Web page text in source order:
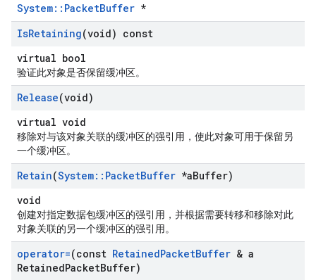
System::PacketBuffer *
IsRetaining(void) const
virtual bool
验证此对象是否保留缓冲区。
Release(void)
virtual void
移除对与该对象关联的缓冲区的强引用，使此对象可用于保留另
一个缓冲区。
Retain(System:: PacketBuffer *aBuffer)
void
创建对指定数据包缓冲区的强引用，并根据需要转移和移除对此
对象关联的另一个缓冲区的强引用。
operator=(const RetainedPacketBuffer & a
RetainedPacketBuffer)